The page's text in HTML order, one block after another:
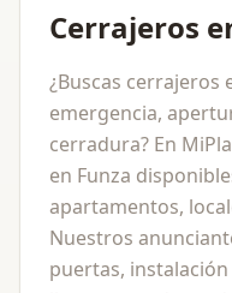
Cerrajeros
¿Buscas cerrajeros
emergencia,
cerradura? En
en Funza
apartamentos,
Nuestros
puertas,